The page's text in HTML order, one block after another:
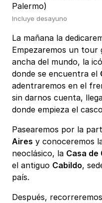
Palermo)
Incluye desayuno
La mañana la
Empezaremos un tour
ancha del mundo, la
donde se encuentra el
adentraremos en el
sin darnos cuenta,
donde empieza el
Pasearemos por la
Aires y conoceremos
neoclásico, la Casa de
el antiguo Cabildo,
país.
Después,